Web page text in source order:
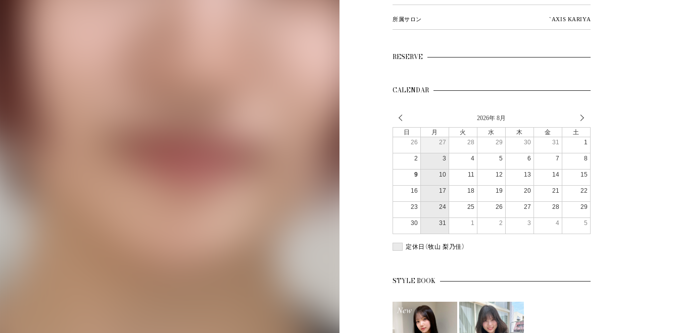
所属サロン `AXIS KARIYA
RESERVE
CALENDAR
2026年 8月
日 月 火 水 木 金
土
26
27 28 29 30 31 1
2 3 4 5 6 7 8
9 10 11 12 13 14 15
16 17 18 19 20 21 22
23 24 25 26 27 28 29
30 31 1 2 3 4 5
定休日（牧山 梨乃佳）
STYLE BOOK